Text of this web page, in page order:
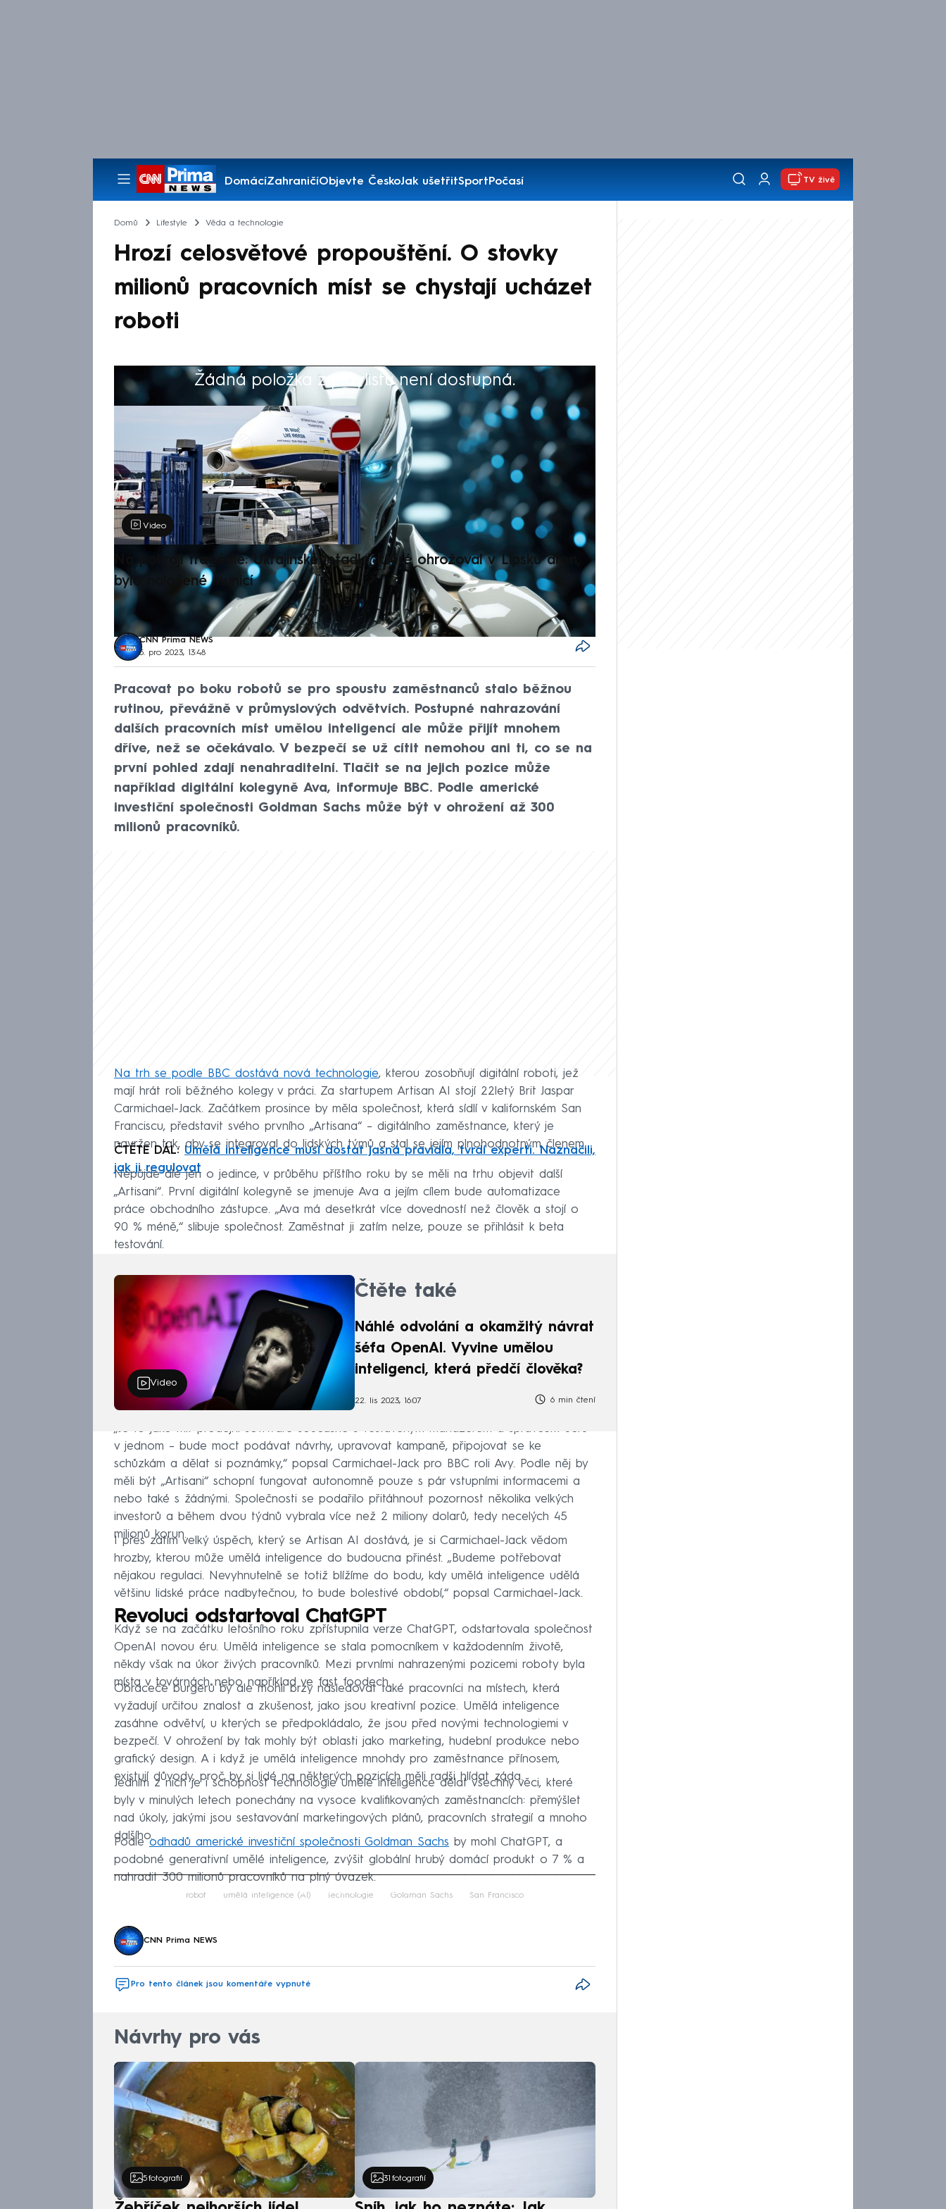
DomácíZahraničíObjevte ČeskoJak ušetřitSportPočasí
Pořady
TV živě
Domů Lifestyle Věda a technologie
Hrozí celosvětové propouštění. O stovky
milionů pracovních míst se chystají ucházet
roboti
Žádná položka z playlistu není dostupná.
Výběr redakce
Video
Na pokraji tragédie: Ukrajinské letadlo, které ohrožoval v Lipsku dron,
bylo naložené municí
CNN Prima NEWS
5. pro 2023, 13:48
Pracovat po boku robotů se pro spoustu zaměstnanců stalo běžnou
rutinou, převážně v průmyslových odvětvích. Postupné nahrazování
dalších pracovních míst umělou inteligencí ale může přijít mnohem
dříve, než se očekávalo. V bezpečí se už cítit nemohou ani ti, co se na
první pohled zdají nenahraditelní. Tlačit se na jejich pozice může
například digitální kolegyně Ava, informuje BBC. Podle americké
investiční společnosti Goldman Sachs může být v ohrožení až 300
milionů pracovníků.
Na trh se podle BBC dostává nová technologie, kterou zosobňují digitální roboti, jež
mají hrát roli běžného kolegy v práci. Za startupem Artisan AI stojí 22letý Brit Jaspar
Carmichael-Jack. Začátkem prosince by měla společnost, která sídlí v kalifornském San
Franciscu, představit svého prvního „Artisana“ – digitálního zaměstnance, který je
navržen tak, aby se integroval do lidských týmů a stal se jejím plnohodnotným členem.
ČTĚTE DÁL: Umělá inteligence musí dostat jasná pravidla, tvrdí experti. Naznačili,
jak ji regulovat
Nepůjde ale jen o jedince, v průběhu příštího roku by se měli na trhu objevit další
„Artisani“. První digitální kolegyně se jmenuje Ava a jejím cílem bude automatizace
práce obchodního zástupce. „Ava má desetkrát více dovedností než člověk a stojí o
90 % méně,“ slibuje společnost. Zaměstnat ji zatím nelze, pouze se přihlásit k beta
testování.
Video
Čtěte také
Náhlé odvolání a okamžitý návrat
šéfa OpenAI. Vyvine umělou
inteligenci, která předčí člověka?
22. lis 2023, 16:07 6 min čtení
„Je to jako mít prodejní software současně s vestavěným manažerem a správcem účtu
v jednom – bude moct podávat návrhy, upravovat kampaně, připojovat se ke
schůzkám a dělat si poznámky,“ popsal Carmichael-Jack pro BBC roli Avy. Podle něj by
měli být „Artisani“ schopní fungovat autonomně pouze s pár vstupními informacemi a
nebo také s žádnými. Společnosti se podařilo přitáhnout pozornost několika velkých
investorů a během dvou týdnů vybrala více než 2 miliony dolarů, tedy necelých 45
milionů korun.
I přes zatím velký úspěch, který se Artisan AI dostává, je si Carmichael-Jack vědom
hrozby, kterou může umělá inteligence do budoucna přinést. „Budeme potřebovat
nějakou regulaci. Nevyhnutelně se totiž blížíme do bodu, kdy umělá inteligence udělá
většinu lidské práce nadbytečnou, to bude bolestivé období,“ popsal Carmichael-Jack.
Revoluci odstartoval ChatGPT
Když se na začátku letošního roku zpřístupnila verze ChatGPT, odstartovala společnost
OpenAI novou éru. Umělá inteligence se stala pomocníkem v každodenním životě,
někdy však na úkor živých pracovníků. Mezi prvními nahrazenými pozicemi roboty byla
místa v továrnách nebo například ve fast foodech.
Obraceče burgerů by ale mohli brzy následovat také pracovníci na místech, která
vyžadují určitou znalost a zkušenost, jako jsou kreativní pozice. Umělá inteligence
zasáhne odvětví, u kterých se předpokládalo, že jsou před novými technologiemi v
bezpečí. V ohrožení by tak mohly být oblasti jako marketing, hudební produkce nebo
grafický design. A i když je umělá inteligence mnohdy pro zaměstnance přínosem,
existují důvody, proč by si lidé na některých pozicích měli radši hlídat záda.
Jedním z nich je i schopnost technologie umělé inteligence dělat všechny věci, které
byly v minulých letech ponechány na vysoce kvalifikovaných zaměstnancích: přemýšlet
nad úkoly, jakými jsou sestavování marketingových plánů, pracovních strategií a mnoho
dalšího.
Podleodhadů americké investiční společnosti Goldman Sachs by mohl ChatGPT, a
podobné generativní umělé inteligence, zvýšit globální hrubý domácí produkt o 7 % a
nahradit 300 milionů pracovníků na plný úvazek.
Failed to fetch
robot umělá inteligence (AI) technologie Goldman Sachs San Francisco
CNN Prima NEWS
Pro tento článek jsou komentáře vypnuté
Návrhy pro vás
5 fotografií 31 fotografií